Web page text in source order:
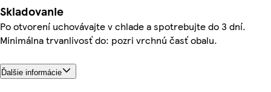
Skladovanie
Po otvorení uchovávajte v chlade a spotrebujte do 3 dní.
Minimálna trvanlivosť do: pozri vrchnú časť obalu.
Ďalšie informácie